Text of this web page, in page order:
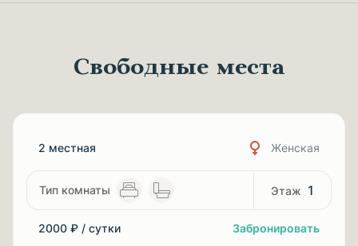
Свободные места
2 местная Женская
1
2000 ₽ / сутки Забронировать